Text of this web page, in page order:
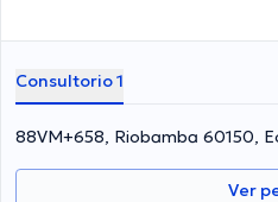
Consultorio 1
88VM+658, Riobamba 60150,
Ver